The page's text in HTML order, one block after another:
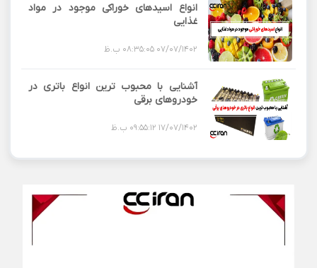
انواع اسیدهای خوراکی موجود در مواد
غذایی
07/07/1402 08:35:05 ب.ظ
آشنایی با محبوب ترین انواع باتری در
خودروهای برقی
17/07/1402 09:55:12 ب.ظ